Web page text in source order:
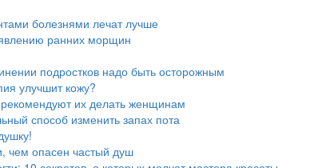
болезнями лечат лучше
ранних морщин
подростков надо быть осторожным
улучшит кожу?
их делать женщинам
способ изменить запах пота
чем опасен частый душ